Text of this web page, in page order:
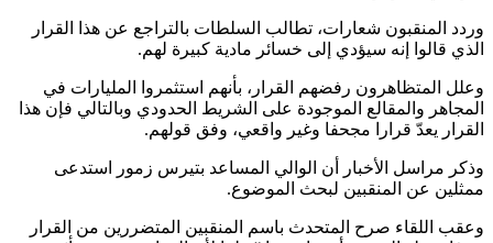
وردد المنقبون شعارات، تطالب السلطات بالتراجع عن هذا القرار
الذي قالوا إنه سيؤدي إلى خسائر مادية كبيرة لهم.
وعلل المتظاهرون رفضهم القرار، بأنهم استثمروا المليارات في
المجاهر والمقالع الموجودة على الشريط الحدودي وبالتالي فإن هذا
القرار يعدّ قرارا مجحفا وغير واقعي، وفق قولهم.
وذكر مراسل الأخبار أن الوالي المساعد بتيرس زمور استدعى
ممثلين عن المنقبين لبحث الموضوع.
وعقب اللقاء صرح المتحدث باسم المنقبين المتضررين من القرار